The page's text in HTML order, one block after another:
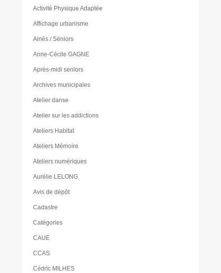
Activité Physique Adaptée
Affichage urbanisme
Ainés / Séniors
Anne-Cécile GAGNE
Après-midi seniors
Archives municipales
Atelier danse
Atelier sur les addictions
Ateliers Habitat
Ateliers Mémoire
Ateliers numériques
Aurélie LELONG
Avis de dépôt
Cadastre
Catégories
CAUE
CCAS
Cédric MILHES